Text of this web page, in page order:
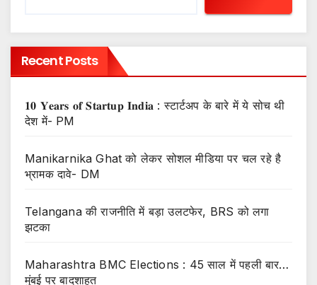
Recent Posts
𝟏𝟎 𝐘𝐞𝐚𝐫𝐬 𝐨𝐟 𝐒𝐭𝐚𝐫𝐭𝐮𝐩 𝐈𝐧𝐝𝐢𝐚 : स्टार्टअप के बारे में ये सोच थी
देश में- PM
Manikarnika Ghat को लेकर सोशल मीडिया पर चल रहे है
भ्रामक दावे- DM
Telangana की राजनीति में बड़ा उलटफेर, BRS को लगा
झटका
Maharashtra BMC Elections : 45 साल में पहली बार…
मुंबई पर बादशाहत